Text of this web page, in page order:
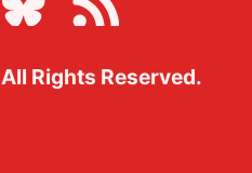
All Rights Reserved.